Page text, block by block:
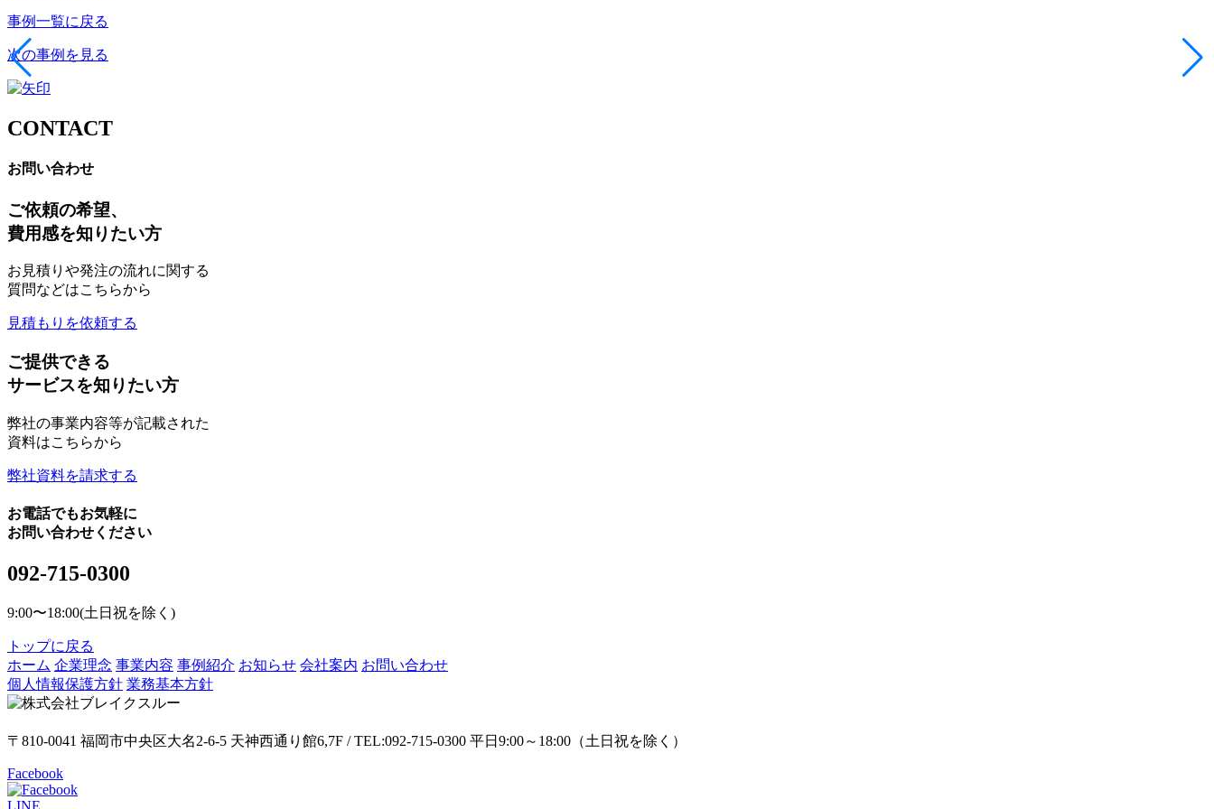
事例一覧に戻る
次の事例を見る
CONTACT
お問い合わせ
ご依頼の希望、
費用感を知りたい方
お見積りや発注の流れに関する
質問などはこちらから
見積もりを依頼する
ご提供できる
サービスを知りたい方
弊社の事業内容等が記載された
資料はこちらから
弊社資料を請求する
お電話でもお気軽に
お問い合わせください
092-715-0300
9:00〜18:00(土日祝を除く)
トップに戻る
ホーム 企業理念 事業内容 事例紹介 お知らせ 会社案内 お問い合わせ
個人情報保護方針 業務基本方針
〒810-0041 福岡市中央区大名2-6-5 天神西通り館6,7F / TEL:092-715-0300 平日9:00～18:00（土日祝を除く）
Facebook